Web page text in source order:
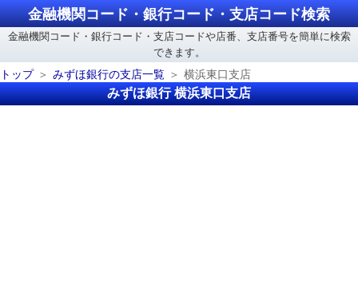
金融機関コード・銀行コード・支店コード検索
金融機関コード・銀行コード・支店コードや店番、支店番号を簡単に検索
できます。
トップ
みずほ銀行の支店一覧 横浜東口支店
みずほ銀行 横浜東口支店